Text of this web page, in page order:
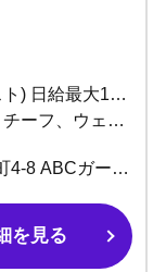
力を最大限
随時募集中】 体験報酬10,000円即日支給!! 今なら入店祝金支給！
登用システム有り(店売りバック付帯＋基本月給昇給＋ボーナス) ボーナス年２回
大阪府大阪市中央区宗右衛門町4-8 ABCガーデンビル2階
を見る